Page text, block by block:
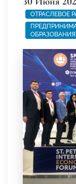
ОТРАСЛЕВОЕ